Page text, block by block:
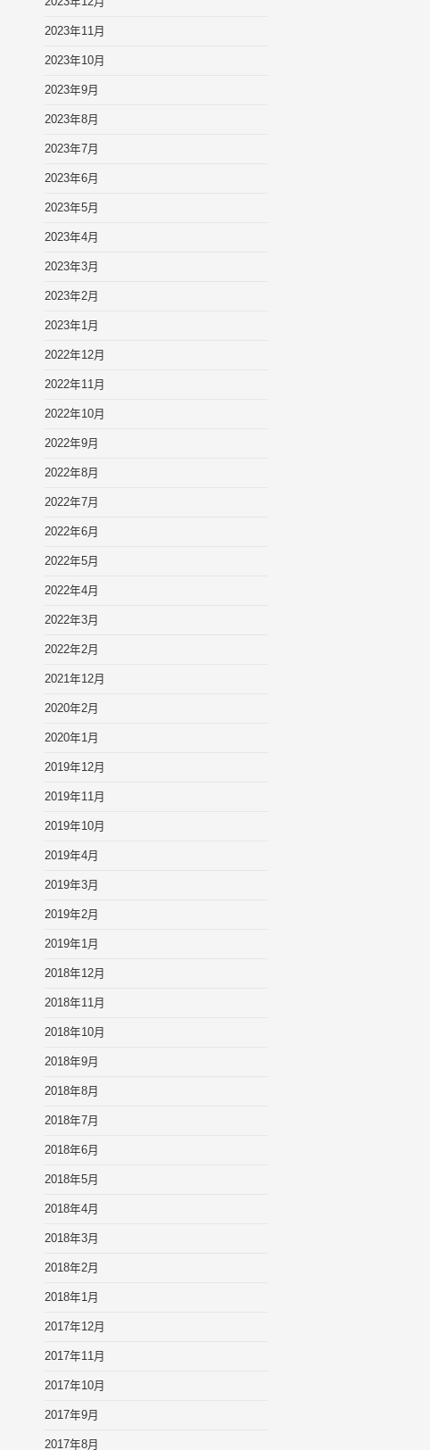
2023年11月
2023年10月
2023年9月
2023年8月
2023年7月
2023年6月
2023年5月
2023年4月
2023年3月
2023年2月
2023年1月
2022年12月
2022年11月
2022年10月
2022年9月
2022年8月
2022年7月
2022年6月
2022年5月
2022年4月
2022年3月
2022年2月
2021年12月
2020年2月
2020年1月
2019年12月
2019年11月
2019年10月
2019年4月
2019年3月
2019年2月
2019年1月
2018年12月
2018年11月
2018年10月
2018年9月
2018年8月
2018年7月
2018年6月
2018年5月
2018年4月
2018年3月
2018年2月
2018年1月
2017年12月
2017年11月
2017年10月
2017年9月
2017年8月